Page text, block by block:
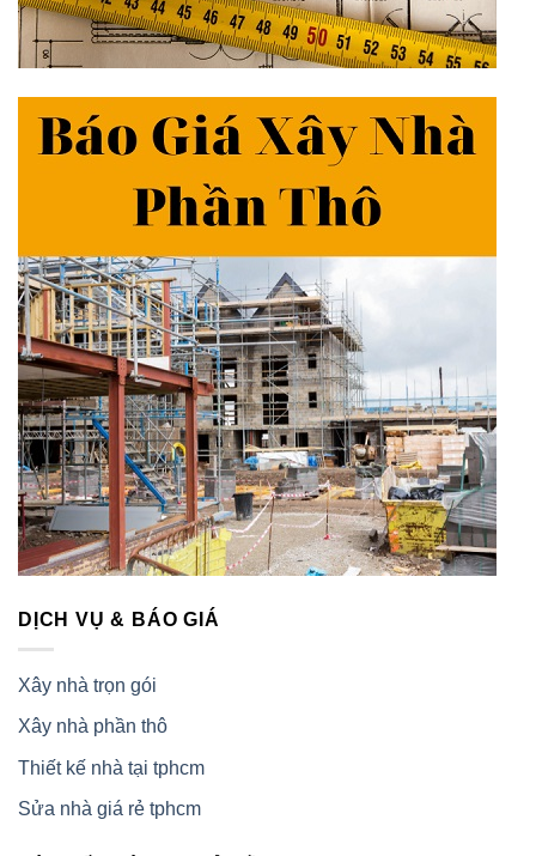
DỊCH VỤ & BÁO GIÁ
Xây nhà trọn gói
Xây nhà phần thô
Thiết kế nhà tại tphcm
Sửa nhà giá rẻ tphcm